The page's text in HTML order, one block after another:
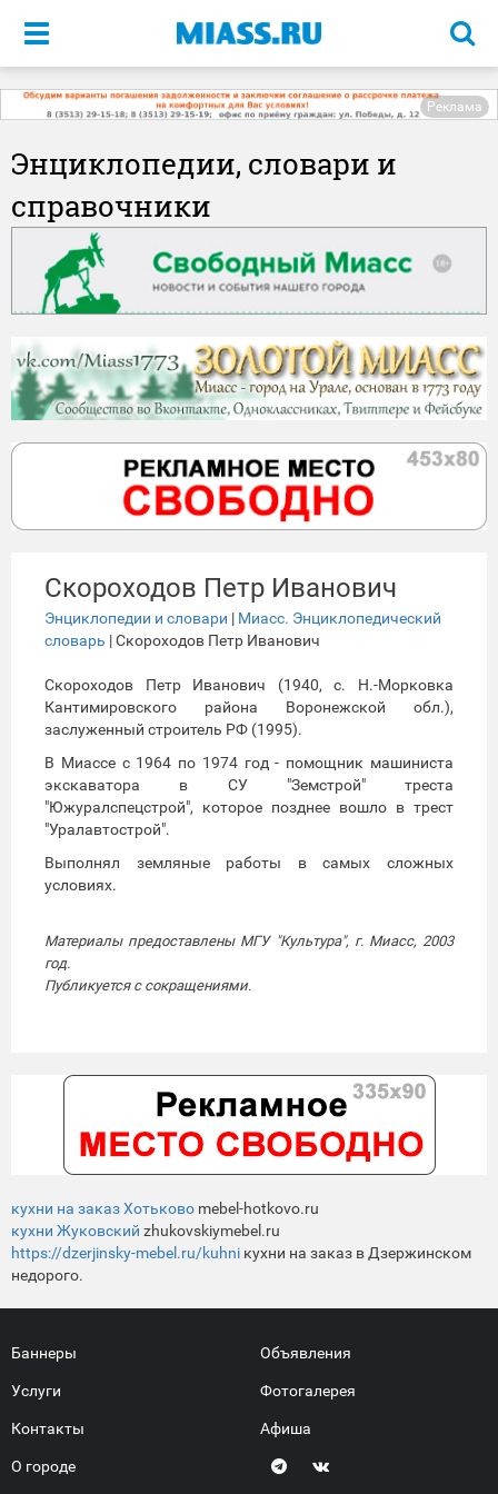
Меню
Реклама
Энциклопедии, словари и
справочники
Скороходов Петр Иванович
Энциклопедии и словари | Миасс. Энциклопедический
словарь | Скороходов Петр Иванович
Скороходов Петр Иванович (1940, с. Н.-Морковка
Кантимировского района Воронежской обл.),
заслуженный строитель РФ (1995).
В Миассе с 1964 по 1974 год - помощник машиниста
экскаватора в СУ "Земстрой" треста
"Южуралспецстрой", которое позднее вошло в трест
"Уралавтострой".
Выполнял земляные работы в самых сложных
условиях.
Материалы предоставлены МГУ "Культура", г. Миасс, 2003
год.
Публикуется с сокращениями.
кухни на заказ Хотьково mebel-hotkovo.ru
кухни Жуковский zhukovskiymebel.ru
https://dzerjinsky-mebel.ru/kuhni кухни на заказ в Дзержинском
недорого.
Баннеры
Услуги
Контакты
О городе
Объявления
Фотогалерея
Афиша